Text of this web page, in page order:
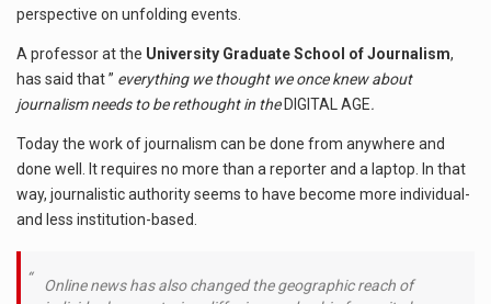
perspective on unfolding events.
A professor at the University Graduate School of Journalism,
has said that ” everything we thought we once knew about
journalism needs to be rethought in the DIGITAL AGE.
Today the work of journalism can be done from anywhere and
done well. It requires no more than a reporter and a laptop. In that
way, journalistic authority seems to have become more individual-
and less institution-based.
Online news has also changed the geographic reach of